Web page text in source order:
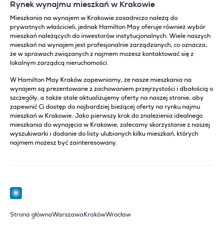
Rynek wynajmu mieszkań w Krakowie
Mieszkania na wynajem w Krakowie zasadniczo należą do
prywatnych właścicieli, jednak Hamilton May oferuje również wybór
mieszkań należących do inwestorów instytucjonalnych. Wiele naszych
mieszkań na wynajem jest profesjonalnie zarządzanych, co oznacza,
że w sprawach związanych z najmem możesz kontaktować się z
lokalnym zarządcą nieruchomości.
W Hamilton May Kraków zapewniamy, że nasze mieszkania na
wynajem są prezentowane z zachowaniem przejrzystości i dbałością o
szczegóły, a także stale aktualizujemy oferty na naszej stronie, aby
zapewnić Ci dostęp do najbardziej bieżącej oferty na rynku najmu
mieszkań w Krakowie. Jako pierwszy krok do znalezienia idealnego
mieszkania do wynajęcia w Krakowie, zalecamy skorzystanie z naszej
wyszukiwarki i dodanie do listy ulubionych kilku mieszkań, których
najmem możesz być zainteresowany.
Strona głównaWarszawa KrakówWrocław